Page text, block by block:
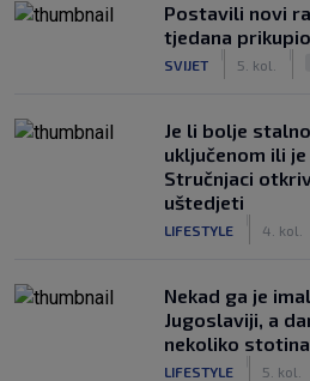
Postavili novi
tjedana
SVIJET 5. kol.
Je li bolje
uključenom ili
Stručnjaci
uštedjeti
LIFESTYLE 4. kol.
Nekad ga je
Jugoslaviji, a
nekoliko
LIFESTYLE 5. kol.